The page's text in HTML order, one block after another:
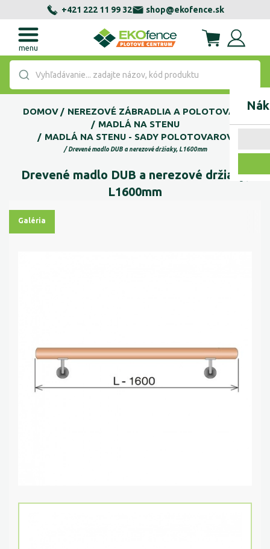
+421 222 11 99 32 shop@ekofence.sk
menu
Vyhľadávanie... zadajte názov, kód produktu
DOMOV
NEREZOVÉ ZÁBRADLIA A POLOTOVARY
MADLÁ NA STENU
MADLÁ NA STENU - SADY POLOTOVAROV
Drevené madlo DUB a nerezové držiaky, L1600mm
Drevené madlo DUB a nerezové držiaky,
L1600mm
Galéria